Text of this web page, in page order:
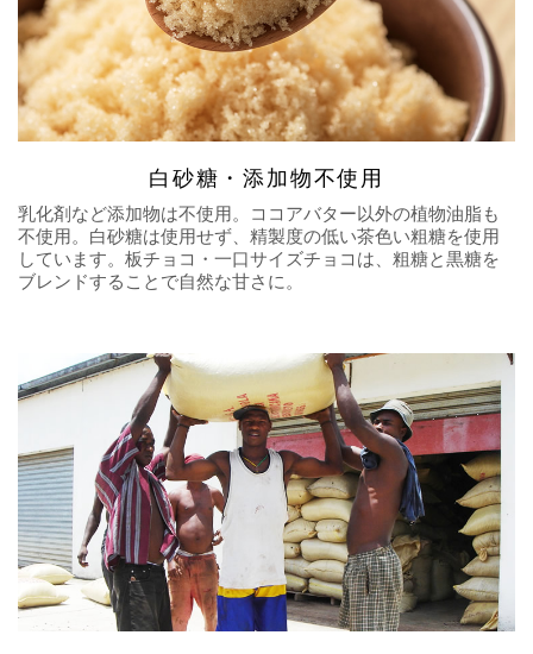
白砂糖・添加物不使用
乳化剤など添加物は不使用。ココアバター以外の植物油脂も
不使用。白砂糖は使用せず、精製度の低い茶色い粗糖を使用
しています。板チョコ・一口サイズチョコは、粗糖と黒糖を
ブレンドすることで自然な甘さに。